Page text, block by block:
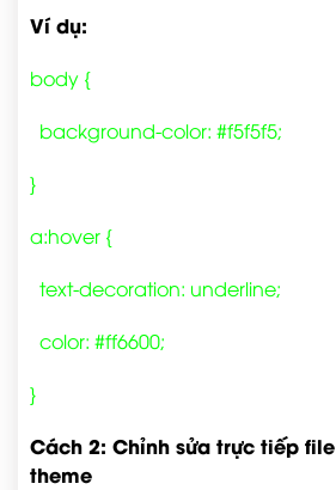
Ví dụ:
body {
background-color: #f5f5f5;
}
a:hover {
text-decoration: underline;
color: #ff6600;
}
Cách 2: Chỉnh sửa trực tiếp file
theme